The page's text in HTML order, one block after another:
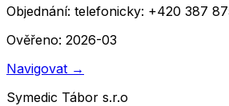
Objednání: telefonicky: +420 387
Ověřeno: 2026-03
Navigovat →
Symedic Tábor s.r.o